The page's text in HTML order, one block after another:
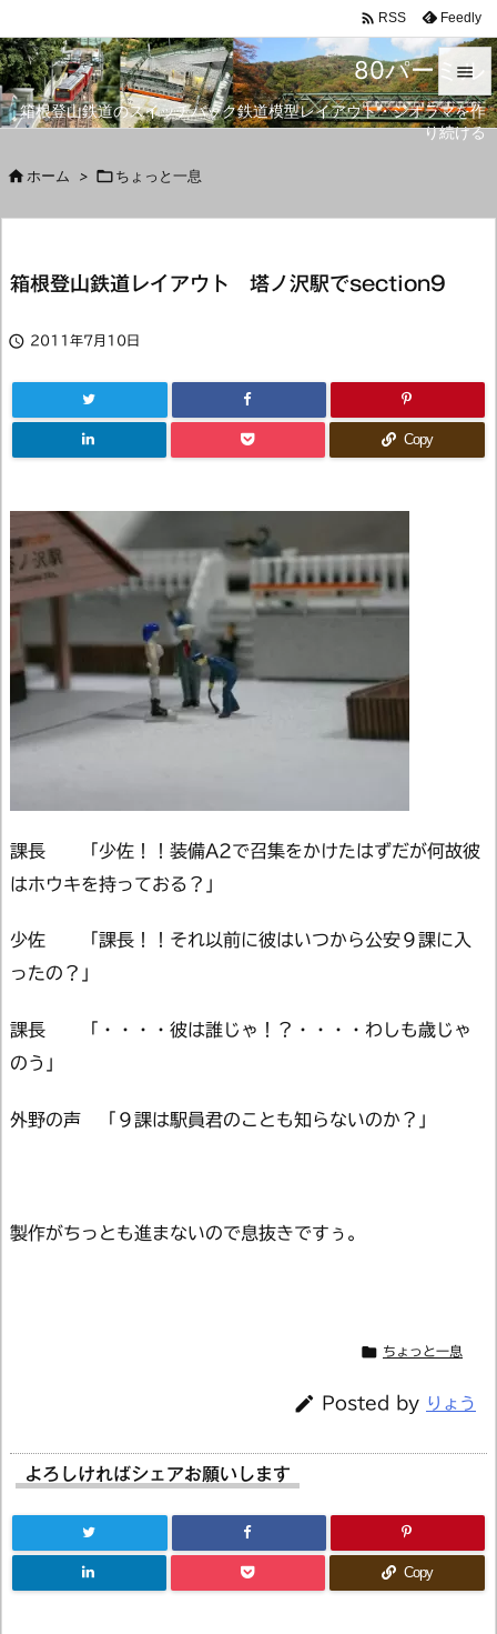
80パーミル
箱根登山鉄道のスイッチバック鉄道模型レイアウト・ジオラマを作
り続ける


メニュ
 RSS Feedly
 ホーム > ちょっと一息
箱根登山鉄道レイアウト 塔ノ沢駅でsection9
 2011年7月10日
Copy
課長 「少佐！！装備A2で召集をかけたはずだが何故彼
はホウキを持っておる？」
少佐 「課長！！それ以前に彼はいつから公安９課に入
ったの？」
課長 「・・・・彼は誰じゃ！？・・・・わしも歳じゃ
のう」
外野の声 「９課は駅員君のことも知らないのか？」
製作がちっとも進まないので息抜きですぅ。
 ちょっと一息
 Posted by りょう
よろしければシェアお願いします
Copy